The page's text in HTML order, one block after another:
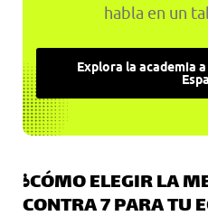
habla en un
Explora la academia
¿CÓMO ELEGIR LA
CONTRA 7 PARA TU